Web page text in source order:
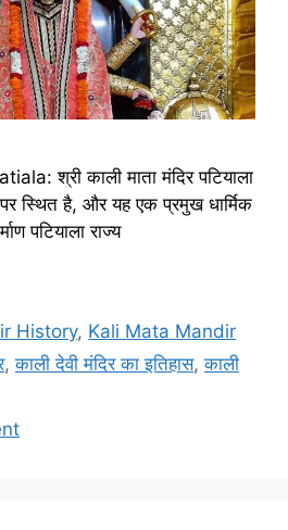
श्री काली माता मंदिर पटियाला
स्थित है, और यह एक प्रमुख धार्मिक
पटियाला राज्य
History, Kali Mata Mandir
,काली देवी मंदिर का इतिहास,काली